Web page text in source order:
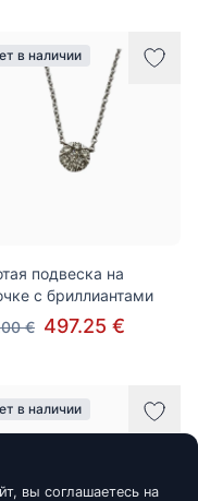
в наличии
подвеска на
c бриллиантами
€ 497.25 €
в наличии
вы соглашаетесь на